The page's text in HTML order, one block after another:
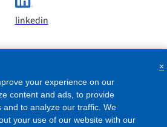
linkedin
your experience on our
content and ads, to provide
and to analyze our traffic. We
your use of our website with our
×